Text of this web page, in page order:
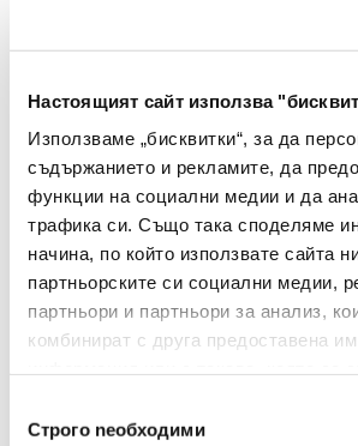
Настоящият сайт използва
Използваме „бисквитки“, за да
съдържанието и рекламите, да
функции на социални медии и да
трафика си. Също така споделяме
начина, по който използвате сайта
партньорските си социални медии,
партньори и партньори за анализ,
комбинират с друга предоставена
наСтрого nеобходими
Добави в
Характеристики
Тип
Дозатор за